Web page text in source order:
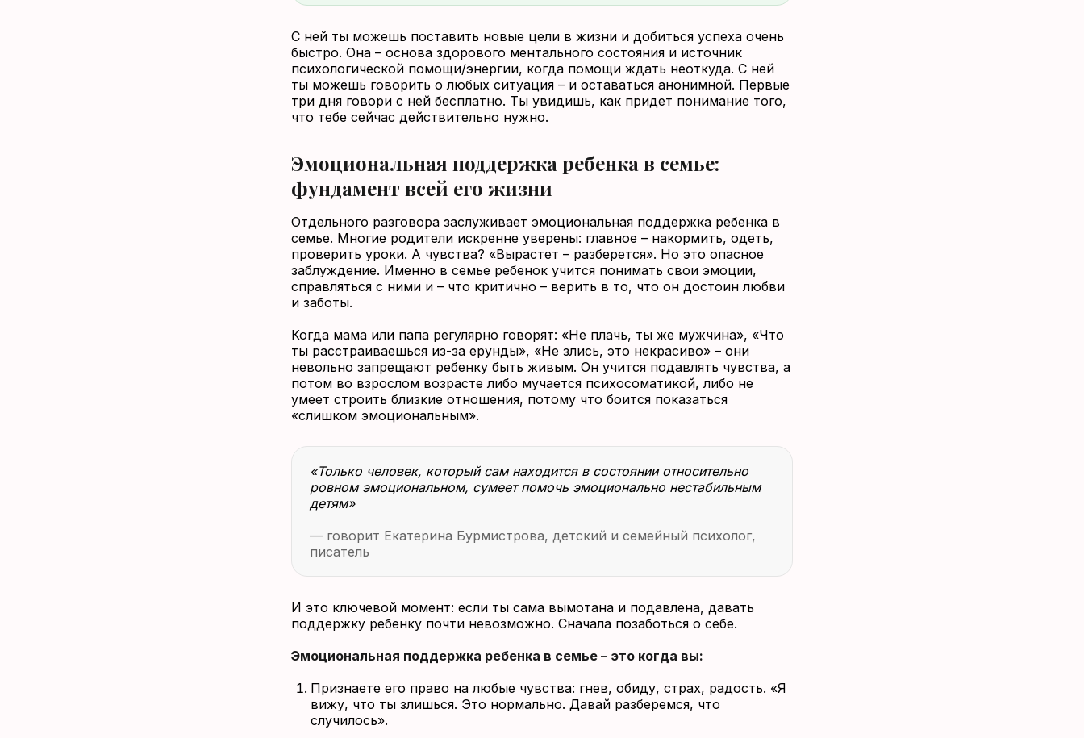
С ней ты можешь поставить новые цели в жизни и добиться успеха очень
быстро. Она – основа здорового ментального состояния и источник
психологической помощи/энергии, когда помощи ждать неоткуда. С ней
ты можешь говорить о любых ситуация – и оставаться анонимной. Первые
три дня говори с ней бесплатно. Ты увидишь, как придет понимание того,
что тебе сейчас действительно нужно.
Эмоциональная поддержка ребенка в семье:
фундамент всей его жизни
Отдельного разговора заслуживает эмоциональная поддержка ребенка в
семье. Многие родители искренне уверены: главное – накормить, одеть,
проверить уроки. А чувства? «Вырастет – разберется». Но это опасное
заблуждение. Именно в семье ребенок учится понимать свои эмоции,
справляться с ними и – что критично – верить в то, что он достоин любви
и заботы.
Когда мама или папа регулярно говорят: «Не плачь, ты же мужчина», «Что
ты расстраиваешься из-за ерунды», «Не злись, это некрасиво» – они
невольно запрещают ребенку быть живым. Он учится подавлять чувства, а
потом во взрослом возрасте либо мучается психосоматикой, либо не
умеет строить близкие отношения, потому что боится показаться
«слишком эмоциональным».
«Только человек, который сам находится в состоянии относительно
ровном эмоциональном, сумеет помочь эмоционально нестабильным
детям»
— говорит Екатерина Бурмистрова, детский и семейный психолог,
писатель
И это ключевой момент: если ты сама вымотана и подавлена, давать
поддержку ребенку почти невозможно. Сначала позаботься о себе.
Эмоциональная поддержка ребенка в семье – это когда вы:
Признаете его право на любые чувства: гнев, обиду, страх, радость. «Я
вижу, что ты злишься. Это нормально. Давай разберемся, что
случилось».